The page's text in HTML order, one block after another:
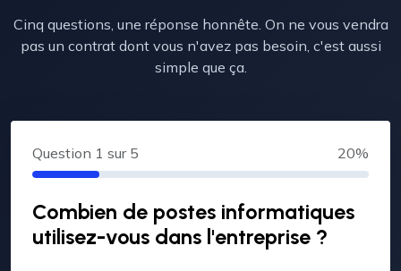
Cinq questions, une réponse honnête. On ne vous vendra
pas un contrat dont vous n'avez pas besoin, c'est aussi
simple que ça.
Question 1 sur 5 20%
Combien de postes informatiques
utilisez-vous dans l'entreprise ?